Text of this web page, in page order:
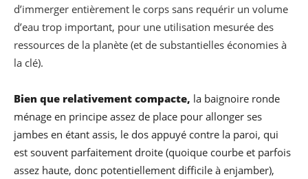
d’immerger entièrement le corps sans requérir un volume
d’eau trop important, pour une utilisation mesurée des
ressources de la planète (et de substantielles économies à
la clé).
Bien que relativement compacte, la baignoire ronde
ménage en principe assez de place pour allonger ses
jambes en étant assis, le dos appuyé contre la paroi, qui
est souvent parfaitement droite (quoique courbe et parfois
assez haute, donc potentiellement difficile à enjamber),